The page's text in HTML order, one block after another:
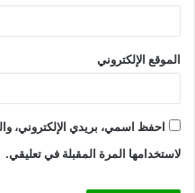
الموقع الإلكتروني
احفظ اسمي، بريدي الإلكتروني،
لاستخدامها المرة المقبلة في تعليقي.